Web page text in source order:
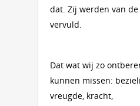
dat. Zij werden van
vervuld.
Dat wat wij zo
kunnen missen:
vreugde, kracht,